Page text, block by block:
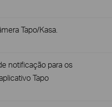
Tapo/Kasa.
notificação para os
Tapo